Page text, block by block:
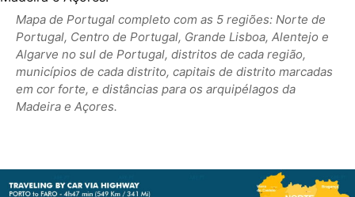
Mapa de Portugal completo com as 5 regiões: Norte de
Portugal, Centro de Portugal, Grande Lisboa, Alentejo e
Algarve no sul de Portugal, distritos de cada região,
municípios de cada distrito, capitais de distrito marcadas
em cor forte, e distâncias para os arquipélagos da
Madeira e Açores.